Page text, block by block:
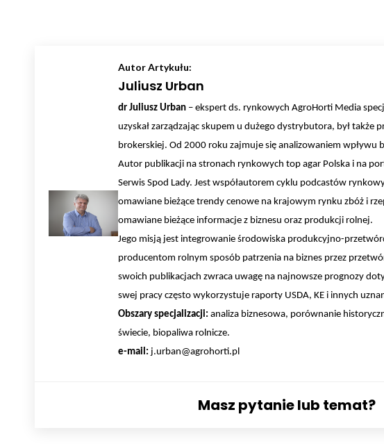
Autor Artykułu:
Juliusz Urban
dr Juliusz Urban– ekspert ds. rynkowych AgroHorti Media
uzyskał zarządzając skupem u dużego dystrybutora, był
brokerskiej. Od 2000 roku zajmuje się analizowaniem wpływu
Autor publikacji na stronach rynkowych top agar Polska i na
Serwis Spod Lady. Jest współautorem cyklu podcastów
omawiane bieżące trendy cenowe na krajowym rynku zbóż i
omawiane bieżące informacje z biznesu oraz produkcji rolnej.
Jego misją jest integrowanie środowiska produkcyjno-
producentom rolnym sposób patrzenia na biznes przez
swoich publikacjach zwraca uwagę na najnowsze prognozy
swej pracy często wykorzystuje raporty USDA, KE i innych
Obszary specjalizacji: analiza biznesowa, porównanie
świecie, biopaliwa rolnicze.
e-mail: j.urban@agrohorti.pl
Masz pytanie lub temat?